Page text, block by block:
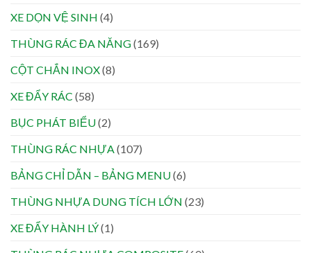
XE DỌN VỆ SINH (4)
THÙNG RÁC ĐA NĂNG(169)
CỘT CHẮN INOX(8)
XE ĐẨY RÁC (58)
BỤC PHÁT BIỂU(2)
THÙNG RÁC NHỰA(107)
BẢNG CHỈ DẪN – BẢNG MENU(6)
THÙNG NHỰA DUNG TÍCH LỚN (23)
XE ĐẨY HÀNH LÝ(1)